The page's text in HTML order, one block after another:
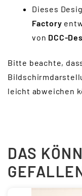
Dieses
Factory
von DCC-
Bitte beachte,
leicht abweichen
DAS